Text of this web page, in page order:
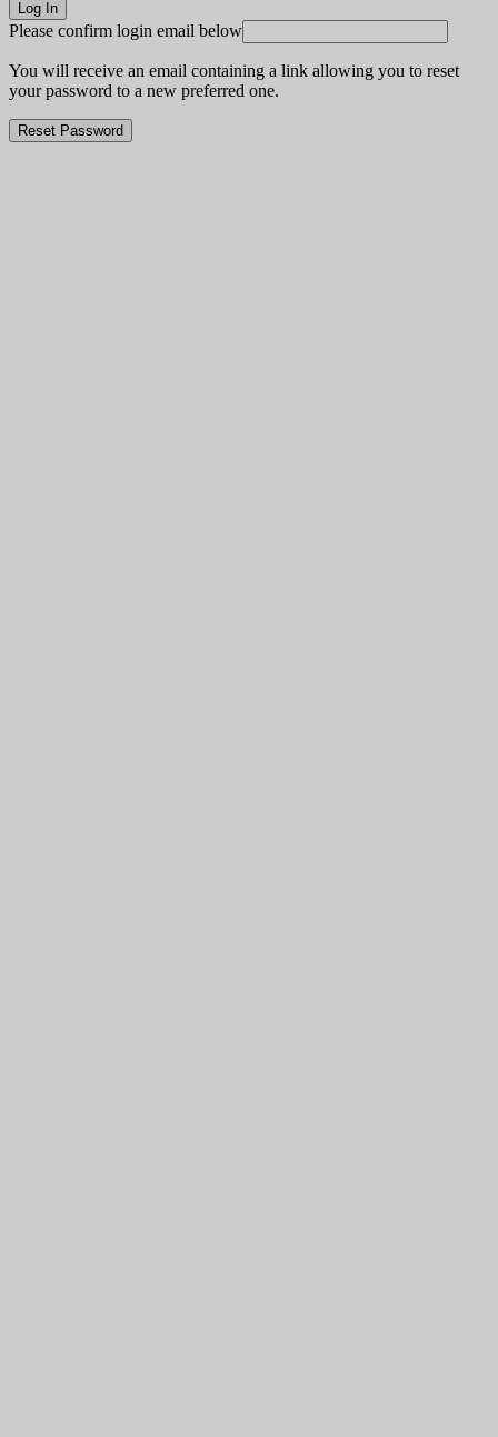
Please confirm login email below
You will receive an email containing a link allowing you to reset
your password to a new preferred one.